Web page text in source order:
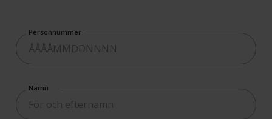
Personnummer
Namn